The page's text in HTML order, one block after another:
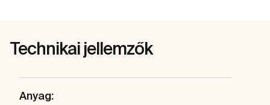
Technikai jellemzők
Anyag: